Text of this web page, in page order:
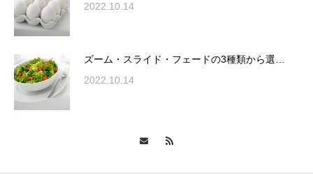
変幻自在、あらゆる業種に対応可能な新しい
カスタム投稿タイプ実…
2022.10.14
ズーム・スライド・フェードの3種類から選…
2022.10.14